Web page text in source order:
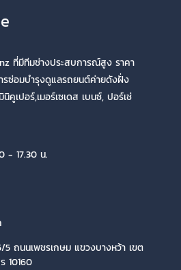
ที่มีทีมช่างประสบการณ์สูง ราคา
รซ่อมบำรุงดูแลรถยนต์ค่ายดังฝั่ง
คูเปอร์,เมอร์เซเดส เบนซ์, ปอร์เช่
- 17.30 น.
5 ถนนเพชรเกษม แขวงบางหว้า เขต
10160